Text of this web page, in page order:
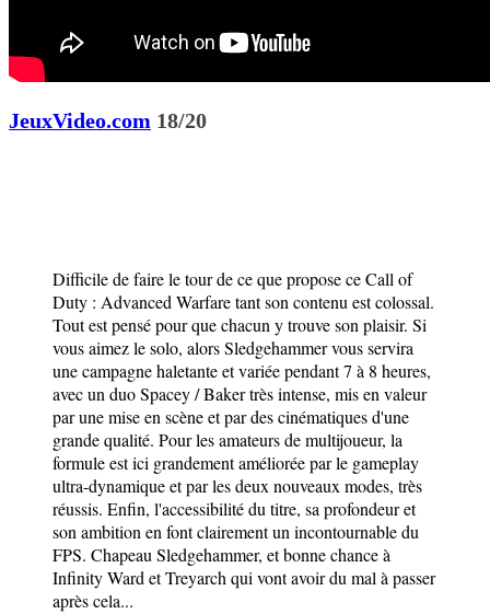
JeuxVideo.com 18/20
Difficile de faire le tour de ce que propose ce Call of
Duty : Advanced Warfare tant son contenu est colossal.
Tout est pensé pour que chacun y trouve son plaisir. Si
vous aimez le solo, alors Sledgehammer vous servira
une campagne haletante et variée pendant 7 à 8 heures,
avec un duo Spacey / Baker très intense, mis en valeur
par une mise en scène et par des cinématiques d'une
grande qualité. Pour les amateurs de multijoueur, la
formule est ici grandement améliorée par le gameplay
ultra-dynamique et par les deux nouveaux modes, très
réussis. Enfin, l'accessibilité du titre, sa profondeur et
son ambition en font clairement un incontournable du
FPS. Chapeau Sledgehammer, et bonne chance à
Infinity Ward et Treyarch qui vont avoir du mal à passer
après cela...